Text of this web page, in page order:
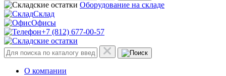
Оборудование на складе
Склад
Офисы
+7 (812) 677-00-57
О компании